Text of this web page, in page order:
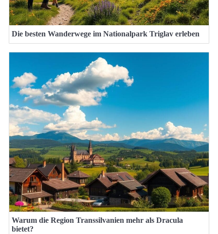
Die besten Wanderwege im Nationalpark Triglav erleben
Warum die Region Transsilvanien mehr als Dracula
bietet?